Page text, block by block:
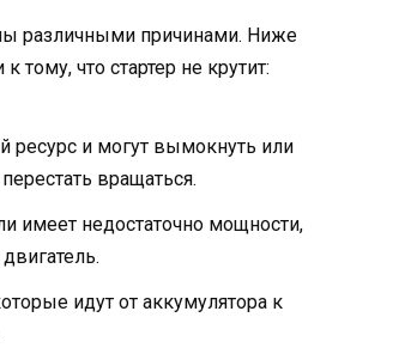
различными причинами. Ниже
что стартер не крутит:
ресурс и могут вымокнуть или
вращаться.
имеет недостаточно мощности,
идут от аккумулятора к